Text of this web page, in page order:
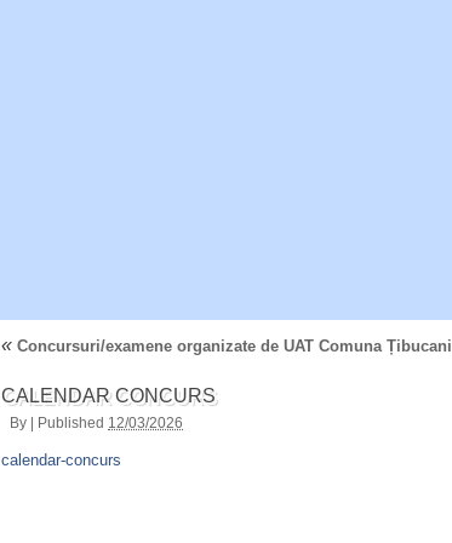
« Concursuri/examene organizate de UAT Comuna Țibucani
CALENDAR CONCURS
By | Published 12/03/2026
calendar-concurs